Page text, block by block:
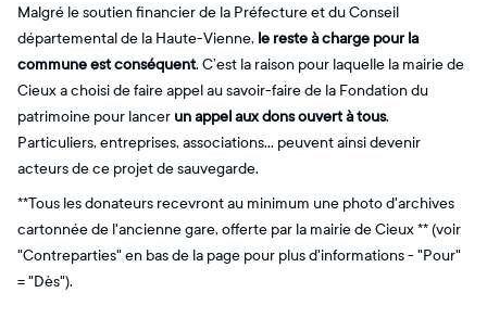
Malgré le soutien financier de la Préfecture et du Conseil
départemental de la Haute-Vienne, le reste à charge pour la
commune est conséquent. C’est la raison pour laquelle la mairie de
Cieux a choisi de faire appel au savoir-faire de la Fondation du
patrimoine pour lancer un appel aux dons ouvert à tous.
Particuliers, entreprises, associations… peuvent ainsi devenir
acteurs de ce projet de sauvegarde.
**Tous les donateurs recevront au minimum une photo d'archives
cartonnée de l'ancienne gare, offerte par la mairie de Cieux ** (voir
"Contreparties" en bas de la page pour plus d'informations - "Pour"
= "Dès").